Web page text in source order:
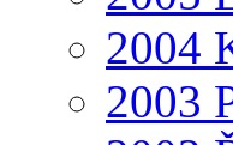
2004
2003